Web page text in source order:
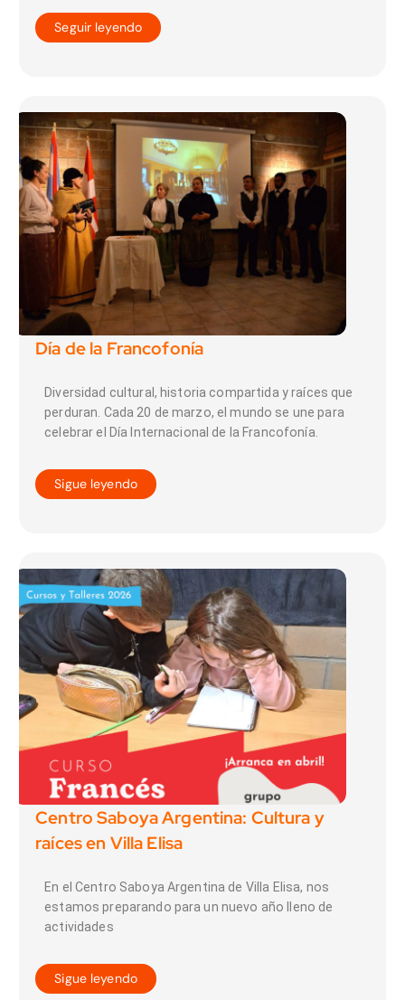
Seguir leyendo
Día de la Francofonía
Diversidad cultural, historia compartida y raíces que
perduran. Cada 20 de marzo, el mundo se une para
celebrar el Día Internacional de la Francofonía.
Sigue leyendo
Centro Saboya Argentina: Cultura y
raíces en Villa Elisa
En el Centro Saboya Argentina de Villa Elisa, nos
estamos preparando para un nuevo año lleno de
actividades
Sigue leyendo